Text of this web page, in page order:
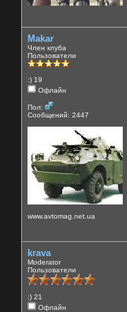
Makar
Член клуба
Пользователи
:) 19
Офлайн
Пол:
Сообщений: 2447
www.avtomag.net.ua
krava
Moderator
Пользователи
:) 21
Офлайн